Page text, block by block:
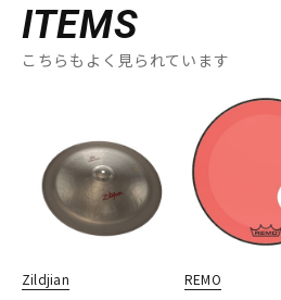
ITEMS
こちらもよく見られています
Zildjian
REMO